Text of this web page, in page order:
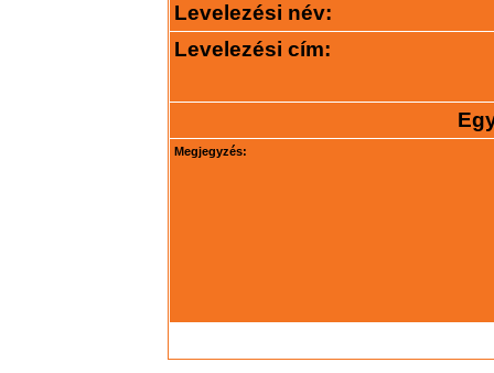
Levelezési név:
Levelezési cím:
Megjegyzés: